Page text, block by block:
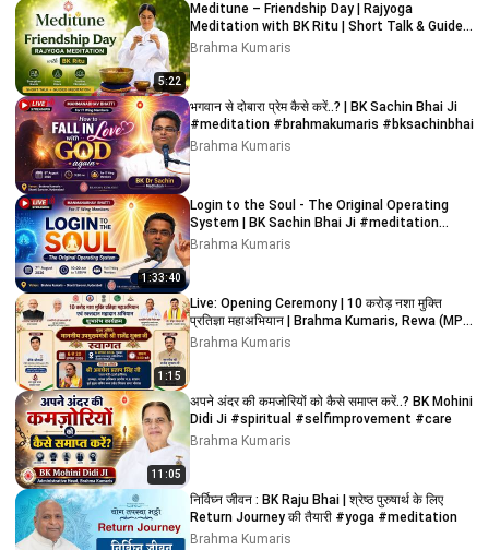
5:22
Meditune – Friendship Day | Rajyoga
Meditation with BK Ritu | Short Talk & Guided
Meditation
Brahma Kumaris
भगवान से दोबारा प्रेम कैसे करें..? | BK Sachin Bhai Ji
#meditation #brahmakumaris #bksachinbhai
Brahma Kumaris
1:33:40
Login to the Soul - The Original Operating
System | BK Sachin Bhai Ji #meditation
#brahmakumaris
Brahma Kumaris
1:15
Live: Opening Ceremony | 10 करोड़ नशा मुक्ति
प्रतिज्ञा महाअभियान | Brahma Kumaris, Rewa (MP)
2:30 PM
Brahma Kumaris
11:05
अपने अंदर की कमजोरियों को कैसे समाप्त करें..? BK Mohini
Didi Ji #spiritual #selfimprovement #care
Brahma Kumaris
निर्विघ्न जीवन : BK Raju Bhai | श्रेष्ठ पुरुषार्थ के लिए
Return Journey की तैयारी #yoga #meditation
Brahma Kumaris